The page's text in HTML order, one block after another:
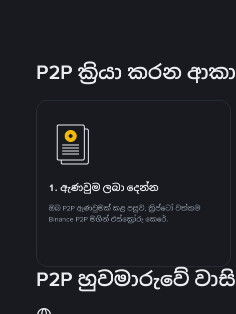
P2P ක්‍රියා කරන
1. ඇණවුම ලබා දෙන්න
ඔබ P2P ඇණවුමක් කළ පසුව, ක්‍රිප්ටෝ වත්කම
Binance P2P මගින් එස්ක්‍රෝරු කෙරේ.
P2P හුවමාරුවේ වාසි